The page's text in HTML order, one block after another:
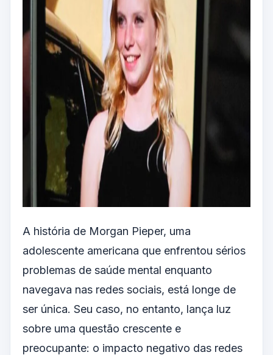
A história de Morgan Pieper, uma
adolescente americana que enfrentou sérios
problemas de saúde mental enquanto
navegava nas redes sociais, está longe de
ser única. Seu caso, no entanto, lança luz
sobre uma questão crescente e
preocupante: o impacto negativo das redes